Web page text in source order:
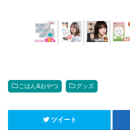
ごはん&おやつ グッズ
ツイート